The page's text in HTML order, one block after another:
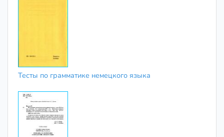
Тесты по грамматике немецкого языка